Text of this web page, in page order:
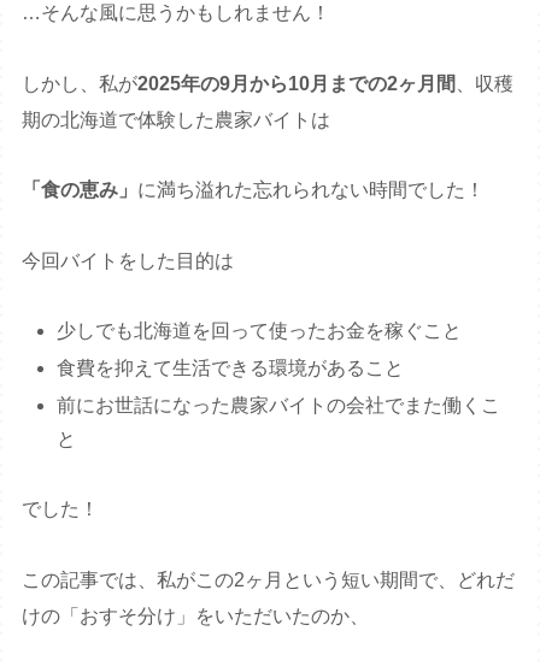
…そんな風に思うかもしれません！
しかし、私が2025年の9月から10月までの2ヶ月間
、収穫
期の北海道で体験した農家バイトは
「食の恵み」 に満ち溢れた忘れられない時間でした！
今回バイトをした目的は
少しでも北海道を回って使ったお金を稼ぐこと
食費を抑えて生活できる環境があること
前にお世話になった農家バイトの会社でまた働くこ
と
でした！
この記事では、私がこの2ヶ月という短い期間で、どれだ
けの「おすそ分け」をいただいたのか、